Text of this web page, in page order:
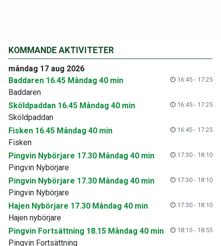
KOMMANDE AKTIVITETER
måndag 17 aug 2026
Baddaren 16.45 Måndag 40 min
16:45 - 17:25
Baddaren
Sköldpaddan 16.45 Måndag 40 min
16:45 - 17:25
Sköldpaddan
Fisken 16.45 Måndag 40 min
16:45 - 17:25
Fisken
Pingvin Nybörjare 17.30 Måndag 40 min
17:30 - 18:10
Pingvin Nybörjare
Pingvin Nybörjare 17.30 Måndag 40 min
17:30 - 18:10
Pingvin Nybörjare
Hajen Nybörjare 17.30 Måndag 40 min
17:30 - 18:10
Hajen nybörjare
Pingvin Fortsättning 18.15 Måndag 40 min
18:15 - 18:55
Pingvin Fortsättning